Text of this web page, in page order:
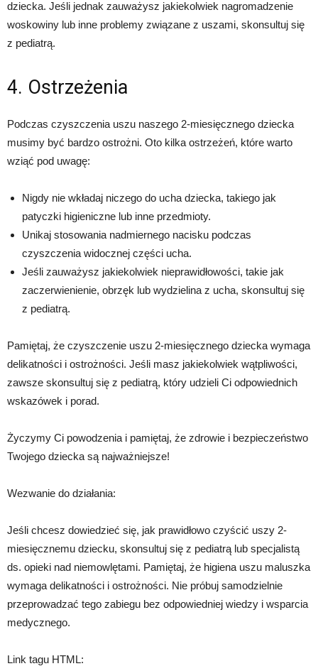
dziecka. Jeśli jednak zauważysz jakiekolwiek nagromadzenie
woskowiny lub inne problemy związane z uszami, skonsultuj się
z pediatrą.
4. Ostrzeżenia
Podczas czyszczenia uszu naszego 2-miesięcznego dziecka
musimy być bardzo ostrożni. Oto kilka ostrzeżeń, które warto
wziąć pod uwagę:
Nigdy nie wkładaj niczego do ucha dziecka, takiego jak
patyczki higieniczne lub inne przedmioty.
Unikaj stosowania nadmiernego nacisku podczas
czyszczenia widocznej części ucha.
Jeśli zauważysz jakiekolwiek nieprawidłowości, takie jak
zaczerwienienie, obrzęk lub wydzielina z ucha, skonsultuj się
z pediatrą.
Pamiętaj, że czyszczenie uszu 2-miesięcznego dziecka wymaga
delikatności i ostrożności. Jeśli masz jakiekolwiek wątpliwości,
zawsze skonsultuj się z pediatrą, który udzieli Ci odpowiednich
wskazówek i porad.
Życzymy Ci powodzenia i pamiętaj, że zdrowie i bezpieczeństwo
Twojego dziecka są najważniejsze!
Wezwanie do działania:
Jeśli chcesz dowiedzieć się, jak prawidłowo czyścić uszy 2-
miesięcznemu dziecku, skonsultuj się z pediatrą lub specjalistą
ds. opieki nad niemowlętami. Pamiętaj, że higiena uszu maluszka
wymaga delikatności i ostrożności. Nie próbuj samodzielnie
przeprowadzać tego zabiegu bez odpowiedniej wiedzy i wsparcia
medycznego.
Link tagu HTML: